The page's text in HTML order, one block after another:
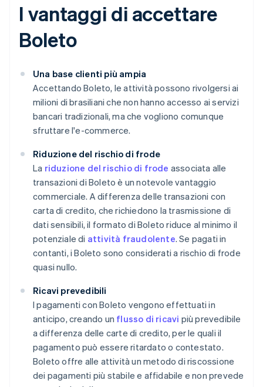
I vantaggi di accettare
Boleto
Una base clienti più ampia
Accettando Boleto, le attività possono rivolgersi ai
milioni di brasiliani che non hanno accesso ai servizi
bancari tradizionali, ma che vogliono comunque
sfruttare l'e-commerce.
Riduzione del rischio di frode
La riduzione del rischio di frode associata alle
transazioni di Boleto è un notevole vantaggio
commerciale. A differenza delle transazioni con
carta di credito, che richiedono la trasmissione di
dati sensibili, il formato di Boleto riduce al minimo il
potenziale di attività fraudolente. Se pagati in
contanti, i Boleto sono considerati a rischio di frode
quasi nullo.
Ricavi prevedibili
I pagamenti con Boleto vengono effettuati in
anticipo, creando un flusso di ricavi più prevedibile
a differenza delle carte di credito, per le quali il
pagamento può essere ritardato o contestato.
Boleto offre alle attività un metodo di riscossione
dei pagamenti più stabile e affidabile e non prevede